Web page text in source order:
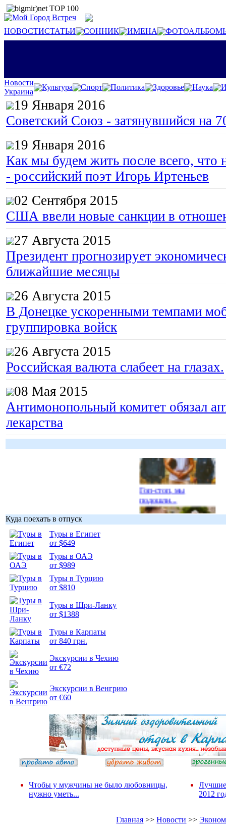
НОВОСТИСТАТЬИ СОННИК ИМЕНА
Новости
Украина
Культура Спорт Политика Здоровье Наука
19 Января 2016
Советский Союз - затянувшийся на
19 Января 2016
Как мы будем жить после всего, что
- российский поэт Игорь Иртеньев
02 Сентября 2015
США ввели новые санкции в
27 Августа 2015
Президент прогнозирует
ближайшие месяцы
26 Августа 2015
В Донецке ускоренными темпами
группировка войск
26 Августа 2015
Российская валюта слабеет на глазах.
08 Мая 2015
Антимонопольный комитет обязал
лекарства
Гоп-стоп, мы
подошли...
Куда поехать в отпуск
Туры в Египет
от $649
Туры в ОАЭ
от $989
Туры в Турцию
от $810
Туры в Шри-Ланку
от $1388
Туры в Карпаты
от 840 грн.
Экскурсии в Чехию
от €72
Экскурсии в Венгрию
от €60
Чтобы у мужчины не было любовницы,
нужно уметь...
Лучшие
2012
Главная >>Новости >>